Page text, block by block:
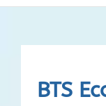
BTS